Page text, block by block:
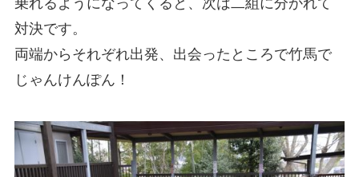
乗れるようになってくると、次は二組に分かれて
対決です。
両端からそれぞれ出発、出会ったところで竹馬で
じゃんけんぽん！